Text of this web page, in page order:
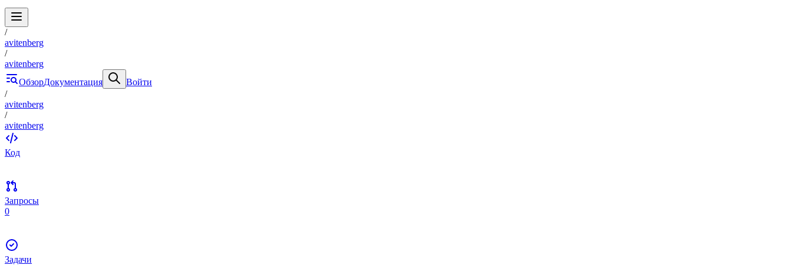
/
avitenberg
/
avitenberg
ОбзорДокументация
Войти
/
avitenberg
/
avitenberg
Код
Запросы
0
Задачи